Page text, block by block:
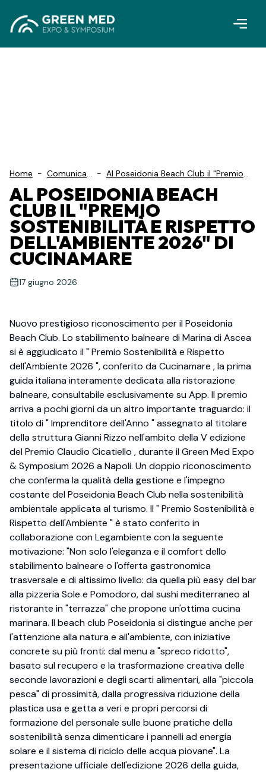
Home - Comunicati
- Al Poseidonia Beach Club il "Premio
2026" di Cucinamare
AL POSEIDONIA BEACH
CLUB IL "PREMIO
SOSTENIBILITÀ E RISPETTO
DELL'AMBIENTE 2026" DI
CUCINAMARE
17 giugno 2026
Nuovo prestigioso riconoscimento per il Poseidonia
Beach Club. Lo stabilimento balneare di Marina di Ascea
si è aggiudicato il " Premio Sostenibilità e Rispetto
dell'Ambiente 2026 ", conferito da Cucinamare , la prima
guida italiana interamente dedicata alla ristorazione
balneare, consultabile esclusivamente su App. Il premio
arriva a pochi giorni da un altro importante traguardo: il
titolo di " Imprenditore dell'Anno " assegnato al titolare
della struttura Gianni Rizzo nell'ambito della V edizione
del Premio Claudio Cicatiello , durante il Green Med Expo
& Symposium 2026 a Napoli. Un doppio riconoscimento
che conferma la qualità della gestione e l'impegno
costante del Poseidonia Beach Club nella sostenibilità
ambientale applicata al turismo. Il " Premio Sostenibilità e
Rispetto dell'Ambiente " è stato conferito in
collaborazione con Legambiente con la seguente
motivazione: "Non solo l'eleganza e il comfort dello
stabilimento balneare o l'offerta gastronomica
trasversale e di altissimo livello: da quella più easy del bar
alla pizzeria Sole e Pomodoro, dal sushi mediterraneo al
ristorante in "terrazza" che propone un'ottima cucina
marinara. Il beach club Poseidonia si distingue anche per
l'attenzione alla natura e all'ambiente, con iniziative
concrete su più fronti: dal menu a "spreco ridotto",
basato sul recupero e la trasformazione creativa delle
seconde lavorazioni e degli scarti alimentari, alla "piccola
pesca" di prossimità, dalla progressiva riduzione della
plastica usa e getta a veri e propri percorsi di
formazione del personale sulle buone pratiche della
sostenibilità senza dimenticare i pannelli ad energia
solare e il sistema di riciclo delle acqua piovane". La
presentazione ufficiale dell'edizione 2026 della guida,